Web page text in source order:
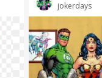
jokerdays